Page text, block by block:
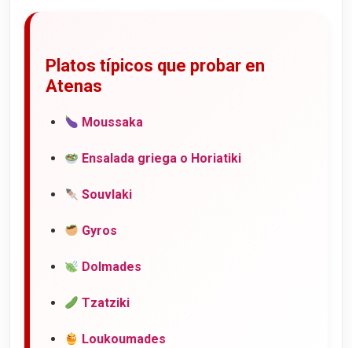
Platos típicos que probar en
Atenas
Moussaka
Ensalada griega o Horiatiki
Souvlaki
Gyros
Dolmades
Tzatziki
Loukoumades